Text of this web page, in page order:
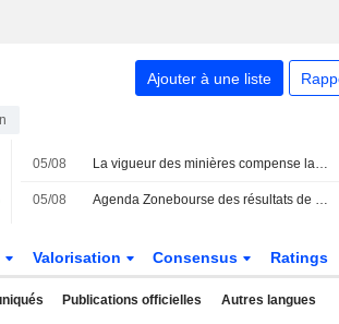
Ajouter à une liste
05/08 La vigueur des minières compense la faiblesse des valeurs financières exposées à l'Asie
05/08 Agenda Zonebourse des résultats de sociétés : le 6 août 2026
Valorisation Consensus Ratings
Publications officielles Autres langues